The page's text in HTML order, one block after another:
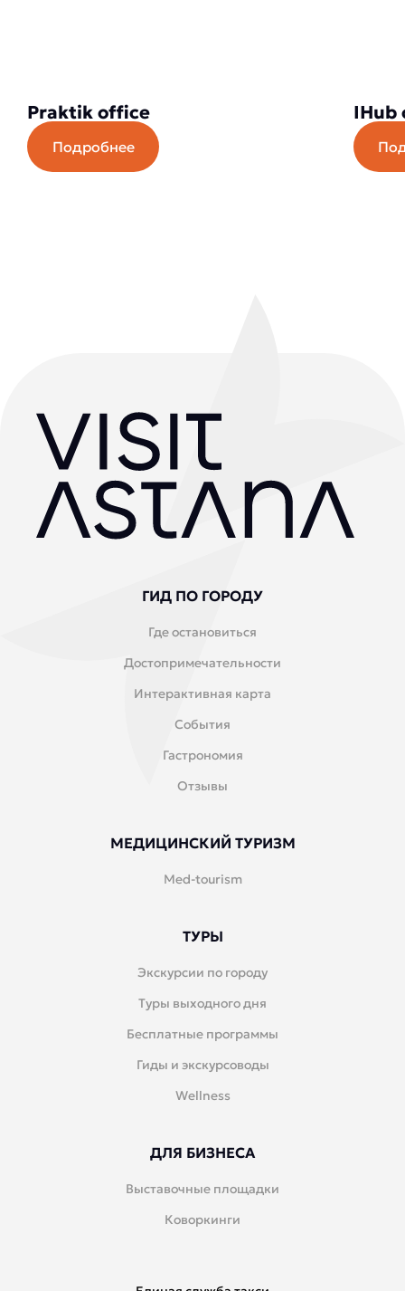
Praktik office
Подробнее
IHub
ГИД ПО ГОРОДУ
Где остановиться
Достопримечательности
Интерактивная карта
События
Гастрономия
Отзывы
МЕДИЦИНСКИЙ ТУРИЗМ
Med-tourism
ТУРЫ
Экскурсии по городу
Туры выходного дня
Бесплатные программы
Гиды и экскурсоводы
Wellness
ДЛЯ БИЗНЕСА
Выставочные площадки
Коворкинги